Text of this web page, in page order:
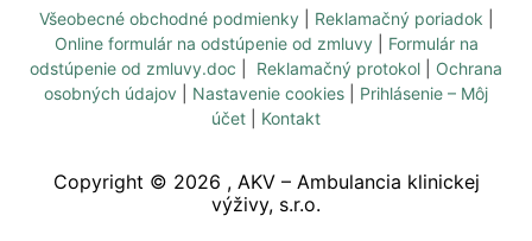
Všeobecné obchodné podmienky| Reklamačný poriadok
Online formulár na odstúpenie od zmluvy| Formulár na
odstúpenie od zmluvy.doc
Reklamačný protokol
Ochrana
osobných údajov
Nastavenie cookies
Prihlásenie – Môj
účet
Kontakt
Copyright © 2026 , AKV – Ambulancia klinickej
výživy, s.r.o.